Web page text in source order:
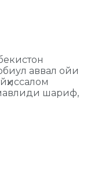
аввал ойи
шариф,